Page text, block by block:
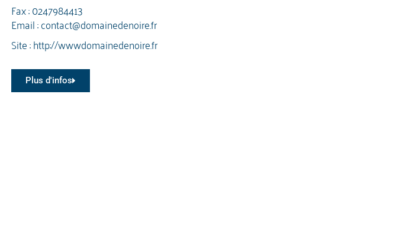
Fax : 0247984413
Email :contact@domainedenoire.fr
Site :http://wwwdomainedenoire.fr
Plus d'infos